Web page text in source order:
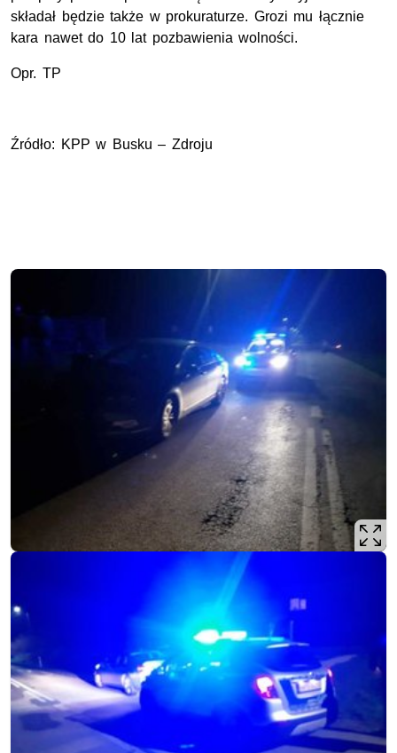
składał będzie także w prokuraturze. Grozi mu łącznie
kara nawet do 10 lat pozbawienia wolności.
Opr. TP
Źródło: KPP w Busku – Zdroju